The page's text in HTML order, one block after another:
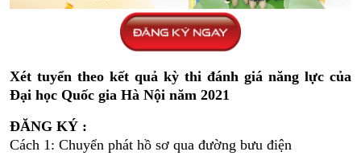
Xét tuyển theo kết quả kỳ thi đánh giá năng lực của
Đại học Quốc gia Hà Nội năm 2021
ĐĂNG KÝ :
Cách 1: Chuyển phát hồ sơ qua đường bưu điện